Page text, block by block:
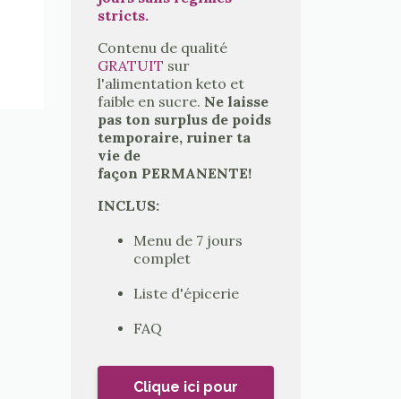
stricts.
Contenu de qualité
GRATUIT sur
l'alimentation keto et
faible en sucre. Ne laisse
pas ton surplus de poids
temporaire, ruiner ta
vie de
façon PERMANENTE!
INCLUS:
Menu de 7 jours
complet
Liste d'épicerie
FAQ
Clique ici pour